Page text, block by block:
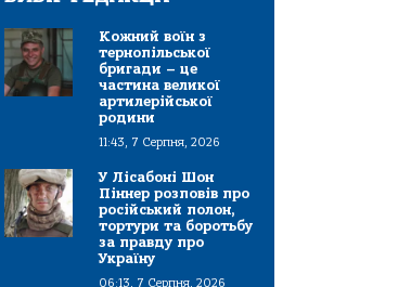
Кожний воїн з
тернопільської
бригади – це
частина великої
артилерійської
родини
11:43, 7 Серпня, 2026
У Лісабоні Шон
Піннер розповів про
російський полон,
тортури та боротьбу
за правду про
Україну
06:13, 7 Серпня, 2026